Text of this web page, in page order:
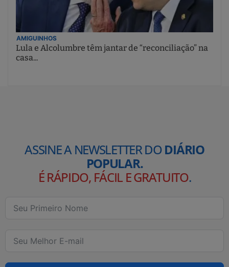
AMIGUINHOS
Lula e Alcolumbre têm jantar de “reconciliação” na
casa...
ASSINE A NEWSLETTER DODIÁRIO
POPULAR.
É RÁPIDO, FÁCIL E GRATUITO.